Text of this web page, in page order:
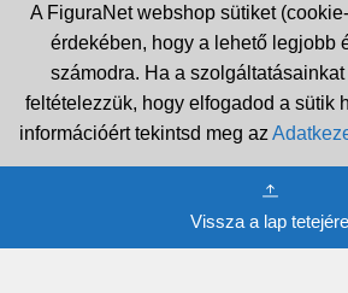
A FiguraNet webshop sütiket
érdekében, hogy a lehető legjobb
számodra. Ha a
feltételezzük, hogy elfogadod a sütik
információért tekintsd meg az
Vissza a lap tetejére